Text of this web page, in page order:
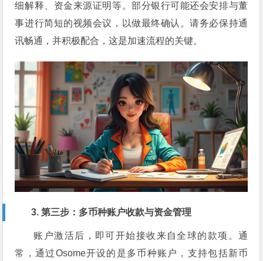
细解释、资金来源证明等。部分银行可能还会安排与董
事进行简短的视频会议，以做最终确认。请务必保持通
讯畅通，并积极配合，这是加速流程的关键。
3. 第三步：多币种账户收款与资金管理
账户激活后，即可开始接收来自全球的款项。通
常，通过Osome开设的是多币种账户，支持包括新币